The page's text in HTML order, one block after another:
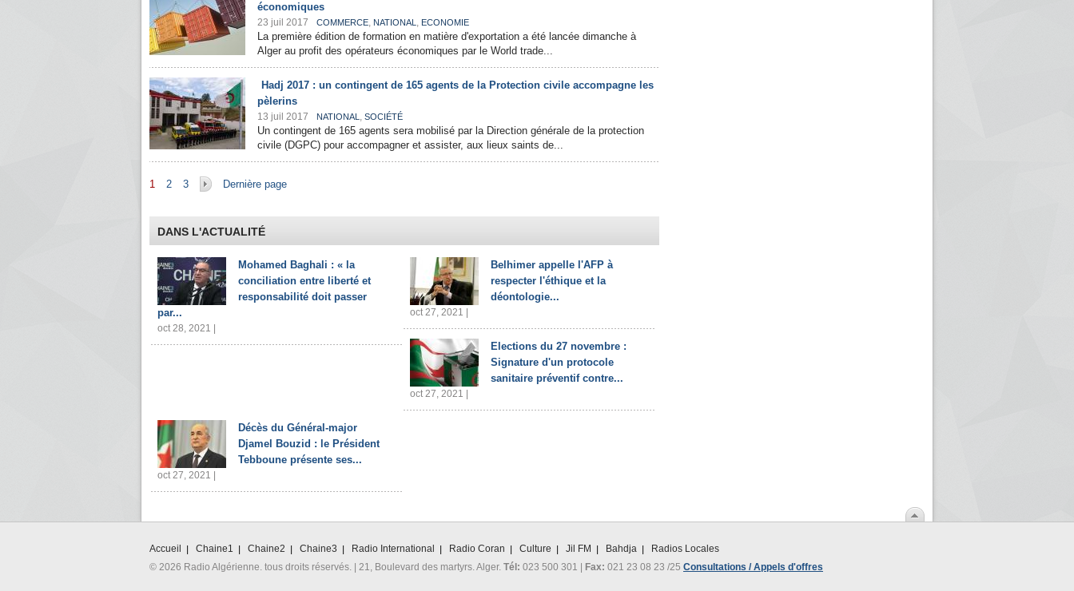
économiques
23 juil 2017 COMMERCE, NATIONAL , ECONOMIE
La première édition de formation en matière d'exportation a été lancée dimanche à
Alger au profit des opérateurs économiques par le World trade...
Hadj 2017 : un contingent de 165 agents de la Protection civile accompagne les
pèlerins
13 juil 2017 NATIONAL , SOCIÉTÉ
Un contingent de 165 agents sera mobilisé par la Direction générale de la protection
civile (DGPC) pour accompagner et assister, aux lieux saints de...
Pages
1 2 3 Dernière page
DANS L'ACTUALITÉ
Mohamed Baghali : « la
conciliation entre liberté et
responsabilité doit passer
par...
oct 28, 2021 |
Belhimer appelle l'AFP à
respecter l'éthique et la
déontologie...
oct 27, 2021 |
Elections du 27 novembre :
Signature d'un protocole
sanitaire préventif contre...
oct 27, 2021 |
Décès du Général-major
Djamel Bouzid : le Président
Tebboune présente ses...
oct 27, 2021 |
Accueil Chaine1 Chaine2 Chaine3 Radio International Radio Coran Culture Jil FM Bahdja
Radios Locales
© 2026 Radio Algérienne. tous droits réservés. | 21, Boulevard des martyrs. Alger. Tél: 023 500 301 | Fax: 021 23 08 23 /25 Consultations / Appels d'offres